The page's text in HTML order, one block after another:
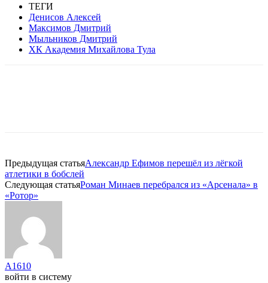
ТЕГИ
Денисов Алексей
Максимов Дмитрий
Мыльников Дмитрий
ХК Академия Михайлова Тула
Предыдущая статьяАлександр Ефимов перешёл из лёгкой
атлетики в бобслей
Следующая статьяРоман Минаев перебрался из «Арсенала» в
«Ротор»
A1610
войти в систему